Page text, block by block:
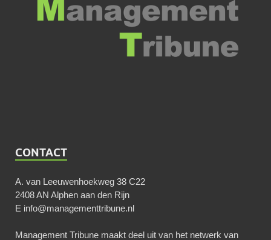
CONTACT
A. van Leeuwenhoekweg 38 C22
2408 AN Alphen aan den Rijn
E info@managementtribune.nl
Management Tribune maakt deel uit van het netwerk van